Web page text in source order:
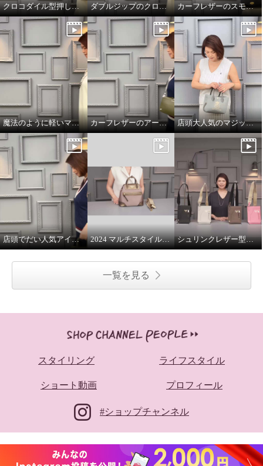
クロコダイル型押しダブルジップのオーラ ダブルジップのクロコダイル型押しのオーラ カーフレザーのスモールウォレット
魔法のように軽いマジックライトのトート カーフレザーのアールデコモチーフのウォレット 店頭大人気のマジックライト
店頭でだい人気アイテムです 2024 マルチスタイルバッグ 解説 シュリンクレザー型押し マルチポーチ
一覧を見る
スタイリング ライフスタイル
ショート動画 プロフィール
#ショップチャンネル